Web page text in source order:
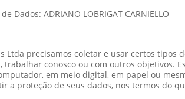
Dados: ADRIANO LOBRIGAT CARNIELLO
Ltda precisamos coletar e usar certos tipos
conosco ou com outros objetivos.
em meio digital, em papel ou
a proteção de seus dados, nos termos do